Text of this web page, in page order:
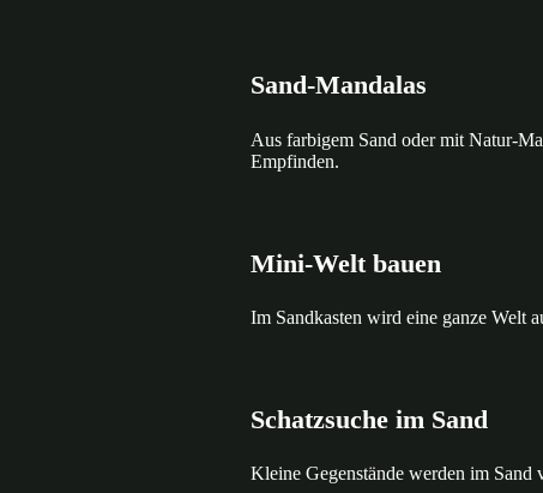
Sand-Mandalas
Aus farbigem Sand oder mit Natur-
Empfinden.
Mini-Welt bauen
Im Sandkasten wird eine ganze Welt
Schatzsuche im Sand
Kleine Gegenstände werden im